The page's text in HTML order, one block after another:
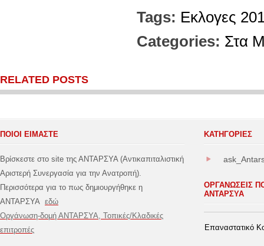
Tags: Εκλογες
Categories: Στα
RELATED POSTS
ΠΟΙΟΙ ΕΙΜΑΣΤΕ
Βρίσκεστε στο site της ΑΝΤΑΡΣΥΑ (Αντικαπιταλιστική
Αριστερή Συνεργασία για την Ανατροπή).
Περισσότερα για το πως δημιουργήθηκε η
ΑΝΤΑΡΣΥΑ εδώ
Οργάνωση-δομή ΑΝΤΑΡΣΥΑ, Τοπικές/Κλαδικές
επιτροπές
ΚΑΤΗΓΟΡΊΕΣ
ΟΡΓΑΝΩΣΕΙΣ
ΑΝΤΑΡΣΥΑ
Επαναστατικό